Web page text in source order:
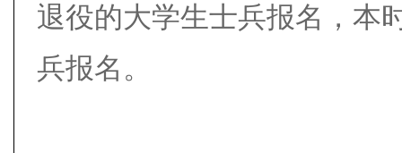
退役的大学生士兵报名，本
兵报名。